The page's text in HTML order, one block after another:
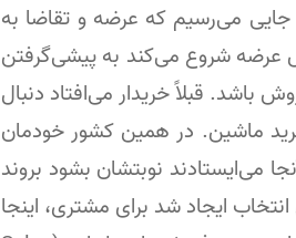
می‌رسیم که عرضه و تقاضا به
عرضه شروع می‌کند به پیشی‌گرفتن
باشد. قبلاً خریدار می‌افتاد دنبال
ماشین. در همین کشور خودمان
می‌ایستادند نوبتشان بشود بروند
ایجاد شد برای مشتری، اینجا